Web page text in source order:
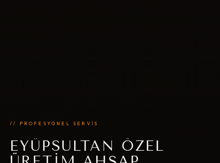
// PROFESYONEL SERVİS
EYÜPSULTAN ÖZEL